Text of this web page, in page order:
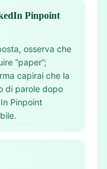
Pinpoint
osserva che
“paper”;
capirai che la
di parole dopo
Pinpoint